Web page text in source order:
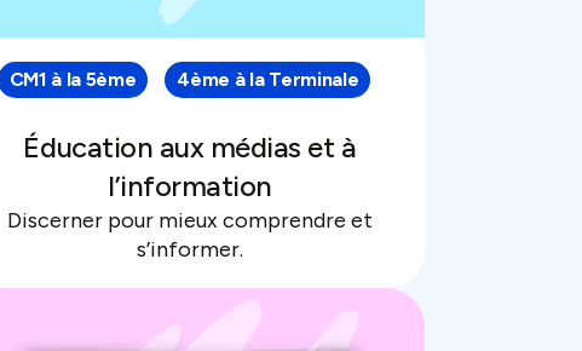
CM1 à la 5ème 4ème à la Terminale
Éducation aux médias et à
l’information
Discerner pour mieux comprendre et
s’informer.